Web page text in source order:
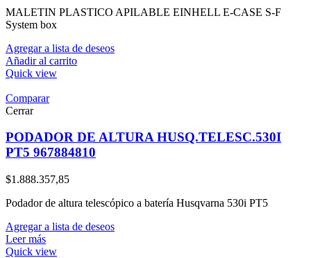
MALETIN PLASTICO APILABLE EINHELL E-CASE S-F
System box
Agregar a lista de deseos
Añadir al carrito
Quick view
Comparar
Cerrar
PODADOR DE ALTURA HUSQ.TELESC.530I
PT5 967884810
$1.888.357,85
Podador de altura telescópico a batería Husqvarna 530i PT5
Agregar a lista de deseos
Leer más
Quick view